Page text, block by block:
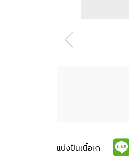
แบ่งปันเนื้อหา